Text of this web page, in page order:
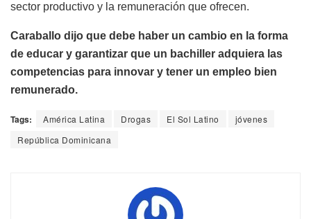
sector productivo y la remuneración que ofrecen.
Caraballo dijo que debe haber un cambio en la forma
de educar y garantizar que un bachiller adquiera las
competencias para innovar y tener un empleo bien
remunerado.
Tags: América Latina Drogas El Sol Latino
jóvenes
República Dominicana